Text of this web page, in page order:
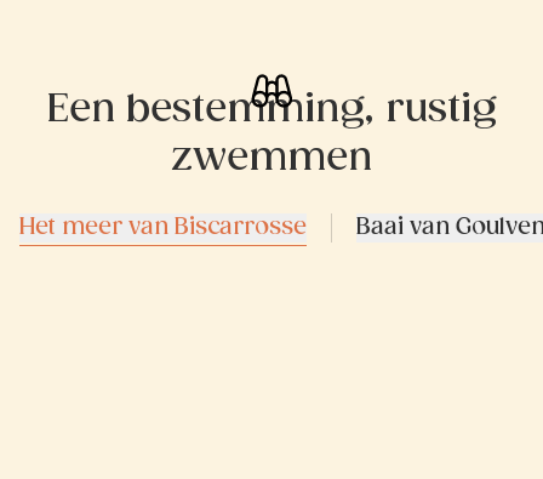
Een bestemming, rustig
zwemmen
Het meer van Biscarrosse Baai van